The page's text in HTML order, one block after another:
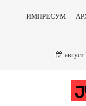
ИМПРЕСУМ